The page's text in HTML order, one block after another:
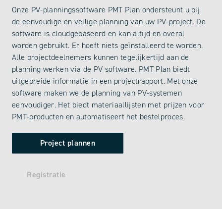
Onze PV-planningssoftware PMT Plan ondersteunt u bij
de eenvoudige en veilige planning van uw PV-project. De
software is cloudgebaseerd en kan altijd en overal
worden gebruikt. Er hoeft niets geïnstalleerd te worden.
Alle projectdeelnemers kunnen tegelijkertijd aan de
planning werken via de PV software. PMT Plan biedt
uitgebreide informatie in een projectrapport. Met onze
software maken we de planning van PV-systemen
eenvoudiger. Het biedt materiaallijsten met prijzen voor
PMT-producten en automatiseert het bestelproces.
Project plannen
Registratie